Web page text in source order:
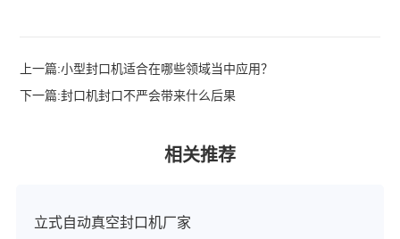
上一篇:小型封口机适合在哪些领域当中应用？
下一篇:封口机封口不严会带来什么后果
相关推荐
立式自动真空封口机厂家